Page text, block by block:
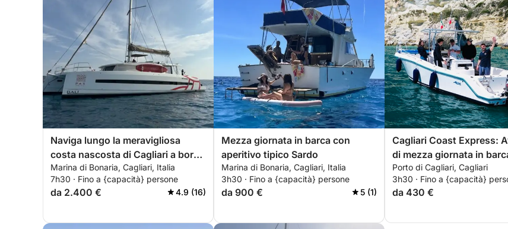
Naviga lungo la meravigliosa
costa nascosta di Cagliari a bordo
di un catamarano
Marina di Bonaria, Cagliari, Italia
7h30 · Fino a {capacità} persone
da 2.400 € 4.9 (16)
Mezza giornata in barca con
aperitivo tipico Sardo
Marina di Bonaria, Cagliari, Italia
3h30 · Fino a {capacità} persone
da 900 € 5 (1)
Cagliari Coast Express:
di mezza giornata in
Porto di Cagliari, Cagliari
3h30 · Fino a {capacità}
da 430 €